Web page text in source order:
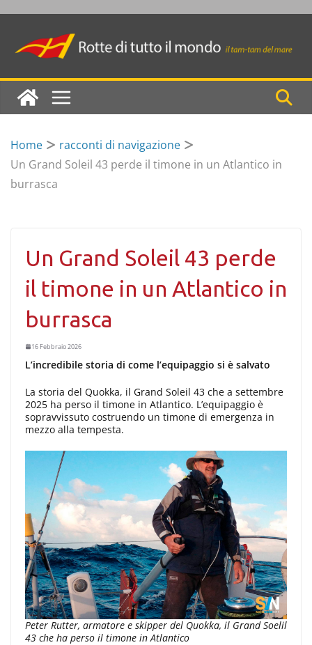
to
Home
racconti di navigazione
Un Grand Soleil 43 perde il timone in un Atlantico in
burrasca
Un Grand Soleil 43 perde
il timone in un Atlantico in
burrasca
16 Febbraio 2026
L’incredibile storia di come l’equipaggio si è salvato
La storia del Quokka, il Grand Soleil 43 che a settembre
2025 ha perso il timone in Atlantico. L’equipaggio è
sopravvissuto costruendo un timone di emergenza in
mezzo alla tempesta.
Peter Rutter, armatore e skipper del Quokka, il Grand Soelil
43 che ha perso il timone in Atlantico